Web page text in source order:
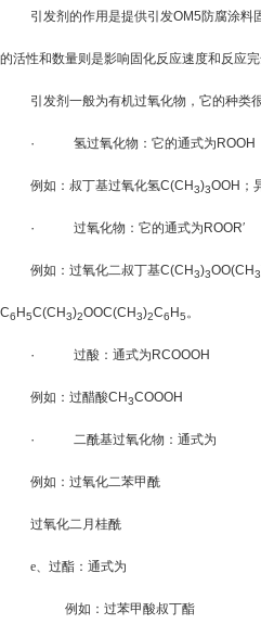
引发剂的作用是提供引发OM5防腐涂料
的活性和数量则是影响固化反应速度和反应完
引发剂一般为有机过氧化物，它的种类
· 氢过氧化物：它的通式为 ROOH
例如：叔丁基过氧化氢C(CH3)3OOH ；
· 过氧化物：它的通式为 ROOR′
例如：过氧化二叔丁基C(CH3)3OO(CH3
C6 H5C(CH3)2OOC(CH3)2C6 H5。
· 过酸：通式为 RCOOOH
例如：过醋酸CH3COOOH
· 二酰基过氧化物：通式为
例如：过氧化二苯甲酰
过氧化二月桂酰
e、过酯：通式为
例如：过苯甲酸叔丁酯